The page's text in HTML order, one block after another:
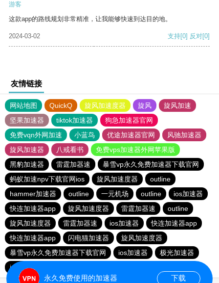
游客
这款app的路线规划非常精准，让我能够快速到达目的地。
2024-03-02 支持[0] 反对[0]
友情链接
网站地图 QuickQ 旋风加速度器 旋风
旋风加速
坚果加速器
tiktok加速器
狗急加速器官网
免费vqn外网加速
小蓝鸟 优途加速器官网
风驰加速器
旋风加速器
八戒看书
免费vps加速器外网苹果版
黑豹加速器
雷霆加器速
暴雪vp永久免费加速器下载官网
蚂蚁加速npv下载官网ios
旋风加速度器
outline
hammer加速器
outline 一元机场 outline
ios加速器
快连加速器app
旋风加速度器 雷霆加器速
outline
旋风加速度器
雷霆加器速 ios加速器
快连加速器app
快连加速器app
闪电猫加速器
旋风加速度器
暴雪vp永久免费加速器下载官网
ios加速器
极光加速器
ios加速器
永久免费使用的加速器 下载